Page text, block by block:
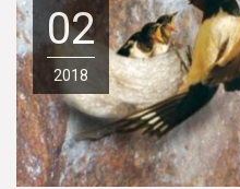
02
2018